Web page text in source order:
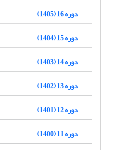
دوره 16 (1405)
دوره 15 (1404)
دوره 14 (1403)
دوره 13 (1402)
دوره 12 (1401)
دوره 11 (1400)